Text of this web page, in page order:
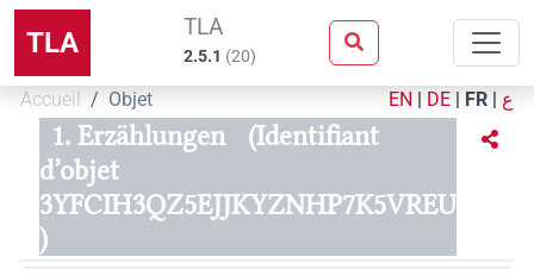
TLA TLA
2.5.1 (20)
Accueil Objet EN | DE | FR | ع
1. Erzählungen
(Identifiant
d’objet
3YFCIH3QZ5EJJKYZNHP7K5VREU
)